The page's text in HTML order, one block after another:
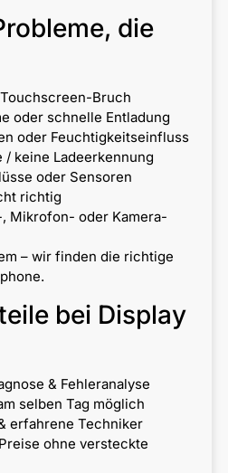
die
Bruch
oder schnelle Entladung
oder Feuchtigkeitseinfluss
/ keine Ladeerkennung
oder Sensoren
richtig
Mikrofon- oder Kamera-
– wir finden die richtige
bei Display
& Fehleranalyse
selben Tag möglich
erfahrene Techniker
ohne versteckte